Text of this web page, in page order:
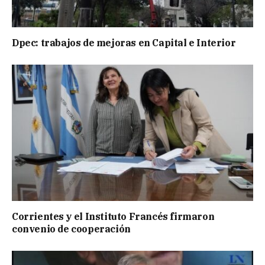
Dpec: trabajos de mejoras en Capital e Interior
Corrientes y el Instituto Francés firmaron
convenio de cooperación